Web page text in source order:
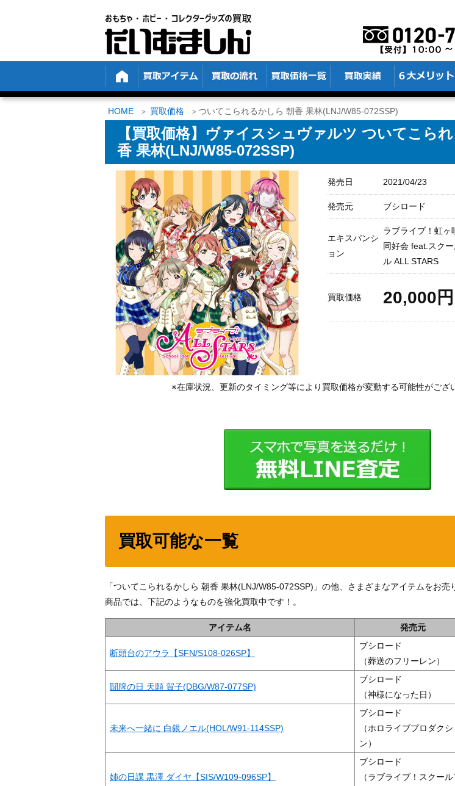
HOME 買取価格 ついてこられるかしら 朝香 果林(LNJ/W85-072SSP)
【買取価格】ヴァイスシュヴァルツ ついてこら
香 果林(LNJ/W85-072SSP)
発売日 2021/04/23
発売元 ブシロード
エキスパンシ
ョン
ラブライブ！虹ヶ
同好会 feat.スク
ル ALL STARS
買取価格 20,000円
※在庫状況、更新のタイミング等により買取価格が変動する可能性がござ
買取可能な一覧
「ついてこられるかしら 朝香 果林(LNJ/W85-072SSP)」の他、さまざまなアイテムをお売
商品では、下記のようなものを強化買取中です！。
アイテム名 発売元
断頭台のアウラ【SFN/S108-026SP】
ブシロード
（葬送のフリーレン）
闘牌の日 天願 賀子(DBG/W87-077SP)
ブシロード
（神様になった日）
未来へ一緒に 白銀ノエル(HOL/W91-114SSP)
ブシロード
（ホロライブプロダクシ
ン）
姉の日課 黒澤 ダイヤ【SIS/W109-096SP】
ブシロード
（ラブライブ！スクール